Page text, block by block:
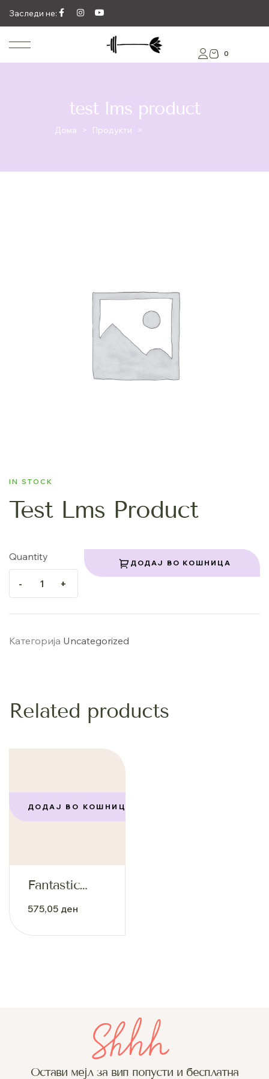
Заследи не:
0
test lms product
Дома > Продукти >
IN STOCK
Test Lms Product
Quantity
- +
ДОДАЈ ВО КОШНИЦА
Категорија Uncategorized
Related products
ДОДАЈ ВО КОШНИЦА
Fantastic
Pants
575,05 ден
Остави мејл за вип попусти и бесплатна